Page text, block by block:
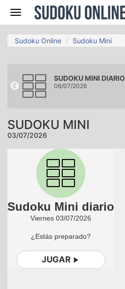
Navegación
Sudoku Online Sudoku Mini
SUDOKU MINI DIARIO
06/07/2026
SUDOKU MINI
03/07/2026
Sudoku Mini diario
Viernes 03/07/2026
¿Estás preparado?
JUGAR